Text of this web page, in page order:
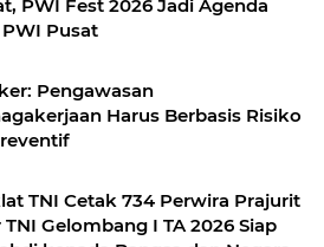
PWI Fest 2026 Jadi Agenda
Pusat
Pengawasan
Harus Berbasis Risiko
TNI Cetak 734 Perwira Prajurit
TNI Gelombang I TA 2026 Siap